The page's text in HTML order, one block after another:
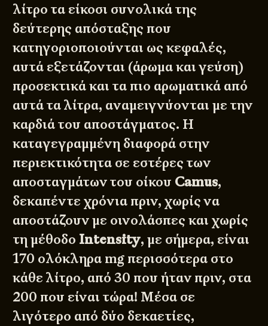
λίτρο τα είκοσι συνολικά της
δεύτερης απόσταξης που
κατηγοριοποιούνται ως κεφαλές,
αυτά εξετάζονται (άρωμα και γεύση)
προσεκτικά και τα πιο αρωματικά από
αυτά τα λίτρα, αναμειγνύονται με την
καρδιά του αποστάγματος. Η
καταγεγραμμένη διαφορά στην
περιεκτικότητα σε εστέρες των
αποσταγμάτων του οίκου Camus,
δεκαπέντε χρόνια πριν, χωρίς να
αποστάζουν με οινολάσπες και χωρίς
τη μέθοδο Intensity, με σήμερα, είναι
170 ολόκληρα mg περισσότερα στο
κάθε λίτρο, από 30 που ήταν πριν, στα
200 που είναι τώρα! Μέσα σε
λιγότερο από δύο δεκαετίες,